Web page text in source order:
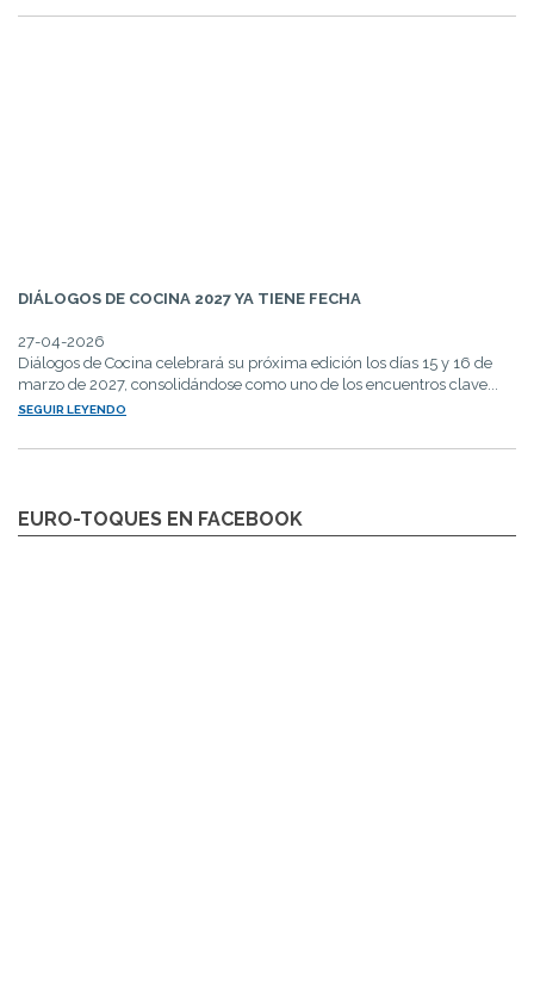
DIÁLOGOS DE COCINA 2027 YA TIENE FECHA
27-04-2026
Diálogos de Cocina celebrará su próxima edición los días 15 y 16 de
marzo de 2027, consolidándose como uno de los encuentros clave...
SEGUIR LEYENDO
EURO-TOQUES EN FACEBOOK